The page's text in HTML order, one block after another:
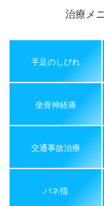
治療メ
手足のしびれ
坐骨神経痛
交通事故治療
バネ指